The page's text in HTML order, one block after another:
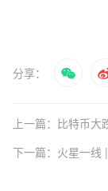
分享：